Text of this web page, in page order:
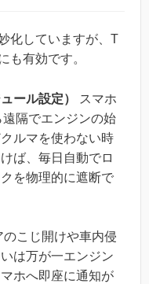
化していますが、T
も有効です。
ール設定）
スマホ
隔でエンジンの始
ルマを使わない時
ば、毎日自動でロ
を物理的に遮断で
のこじ開けや車内侵
は万が一エンジン
ホへ即座に通知が